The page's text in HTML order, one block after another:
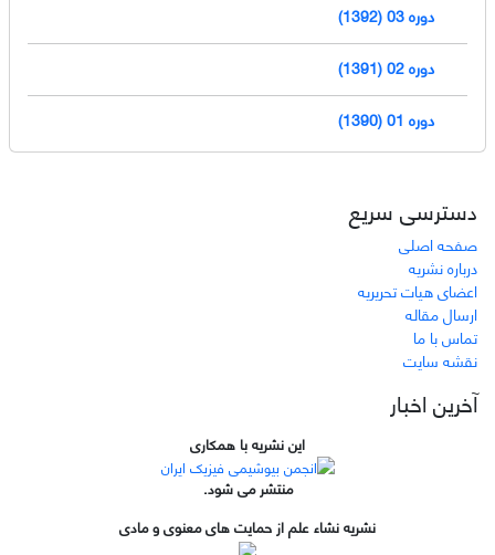
دوره 03 (1392)
دوره 02 (1391)
دوره 01 (1390)
دسترسی سریع
صفحه اصلی
درباره نشریه
اعضای هیات تحریریه
ارسال مقاله
تماس با ما
نقشه سایت
آخرین اخبار
این نشریه با همکاری
منتشر می شود.
نشریه نشاء علم از حمایت های معنوی و مادی